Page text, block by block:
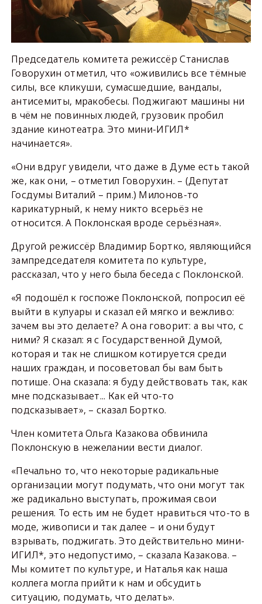
Председатель комитета режиссёр Станислав
Говорухин отметил, что «оживились все тёмные
силы, все кликуши, сумасшедшие, вандалы,
антисемиты, мракобесы. Поджигают машины ни
в чём не повинных людей, грузовик пробил
здание кинотеатра. Это мини-ИГИЛ*
начинается».
«Они вдруг увидели, что даже в Думе есть такой
же, как они, – отметил Говорухин. – (Депутат
Госдумы Виталий – прим.) Милонов-то
карикатурный, к нему никто всерьёз не
относится. А Поклонская вроде серьёзная».
Другой режиссёр Владимир Бортко, являющийся
зампредседателя комитета по культуре,
рассказал, что у него была беседа с Поклонской.
«Я подошёл к госпоже Поклонской, попросил её
выйти в кулуары и сказал ей мягко и вежливо:
зачем вы это делаете? А она говорит: а вы что, с
ними? Я сказал: я с Государственной Думой,
которая и так не слишком котируется среди
наших граждан, и посоветовал бы вам быть
потише. Она сказала: я буду действовать так, как
мне подсказывает... Как ей что-то
подсказывает», – сказал Бортко.
Член комитета Ольга Казакова обвинила
Поклонскую в нежелании вести диалог.
«Печально то, что некоторые радикальные
организации могут подумать, что они могут так
же радикально выступать, прожимая свои
решения. То есть им не будет нравиться что-то в
моде, живописи и так далее – и они будут
взрывать, поджигать. Это действительно мини-
ИГИЛ*, это недопустимо, – сказала Казакова. –
Мы комитет по культуре, и Наталья как наша
коллега могла прийти к нам и обсудить
ситуацию, подумать, что делать».